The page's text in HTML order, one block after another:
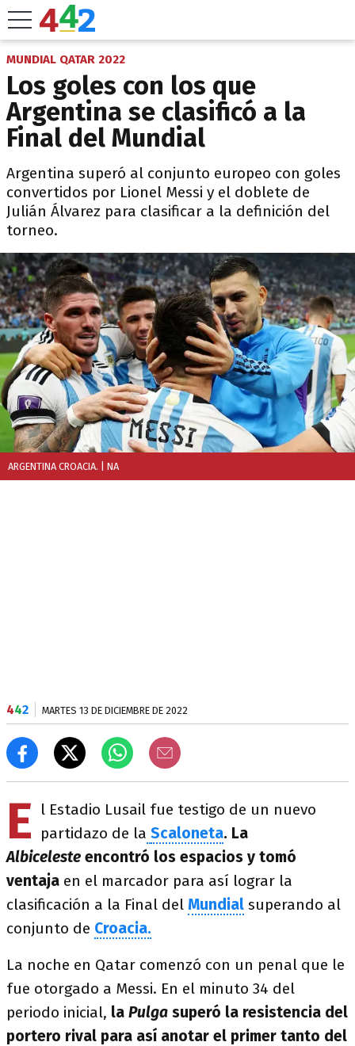
MUNDIAL QATAR 2022
Los goles con los que
Argentina se clasificó a la
Final del Mundial
Argentina superó al conjunto europeo con goles
convertidos por Lionel Messi y el doblete de
Julián Álvarez para clasificar a la definición del
torneo.
ARGENTINA CROACIA. | NA
442 MARTES 13 DE DICIEMBRE DE 2022
E
l Estadio Lusail fue testigo de un nuevo
partidazo de la Scaloneta. La
Albiceleste encontró los espacios y tomó
ventaja en el marcador para así lograr la
clasificación a la Final del Mundial superando al
conjunto de Croacia.
La noche en Qatar comenzó con un penal que le
fue otorgado a Messi. En el minuto 34 del
periodo inicial, la Pulga superó la resistencia del
portero rival para así anotar el primer tanto del